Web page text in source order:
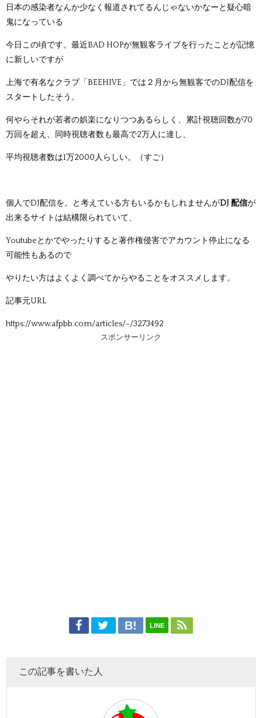
日本の感染者なんか少なく報道されてるんじゃないかなーと疑心暗
鬼になっている
今日この頃です。最近BAD HOPが無観客ライブを行ったことが記憶
に新しいですが
上海で有名なクラブ「 BEEHIVE」では２月から無観客でのDJ配信を
スタートしたそう。
何やらそれが若者の娯楽になりつつあるらしく、 累計視聴回数が70
万回を超え、
同時視聴者数も最高で2万人に達し、
平均視聴者数は1万2000人らしい。（すご）
個人でDJ配信を。と考えている方もいるかもしれませんがDJ 配信が
出来るサイトは結構限られていて、
Youtubeとかでやったりすると著作権侵害でアカウント停止になる
可能性もあるので
やりたい方はよくよく調べてからやることをオススメします。
記事元URL
https://www.afpbb.com/articles/-/3273492
スポンサーリンク
LINE
この記事を書いた人